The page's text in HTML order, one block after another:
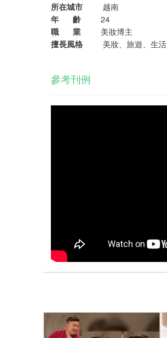
所在城市 越南
年 齡24
職 業 美妝博主
擅長風格 美妝、旅遊、生活
參考刊例